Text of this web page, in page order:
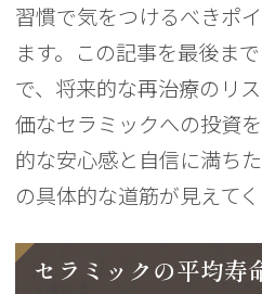
習慣で気をつけるべきポ
ます。この記事を最後ま
で、将来的な再治療のリ
価なセラミックへの投資
的な安心感と自信に満ち
の具体的な道筋が見えてく
セラミックの平均寿